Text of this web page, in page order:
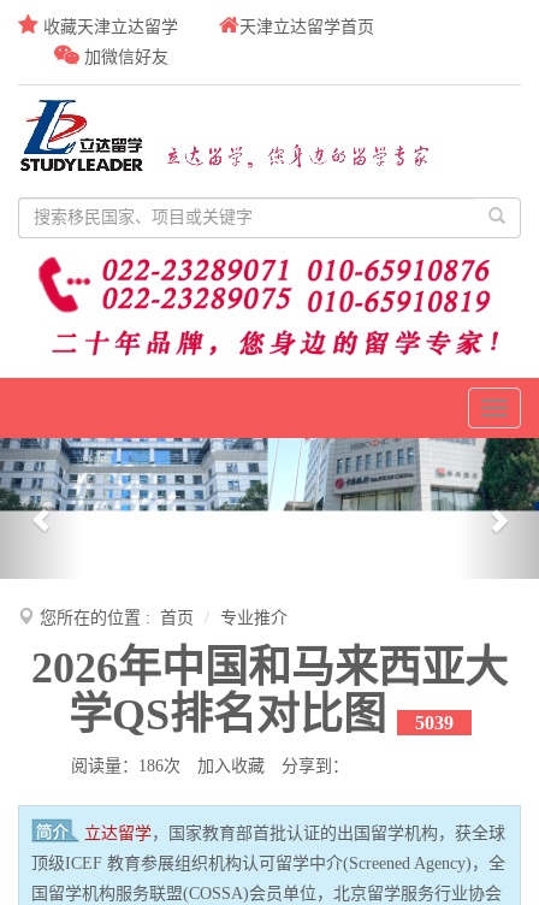
收藏天津立达留学
天津立达留学首页
加微信好友
Toggle
Previous
您所在的位置 : 首页 专业推介
2026年中国和马来西亚大
学QS排名对比图
5039
阅读量：186次 加入收藏 分享到：
立达留学，国家教育部首批认证的出国留学机构，获全球
顶级ICEF 教育参展组织机构认可留学中介(Screened Agency)，全
国留学机构服务联盟(COSSA)会员单位，北京留学服务行业协会